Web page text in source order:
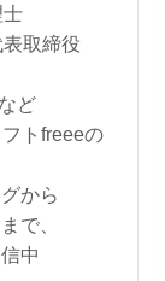
士
取締役
ど
トfreeeの
から
で、
中